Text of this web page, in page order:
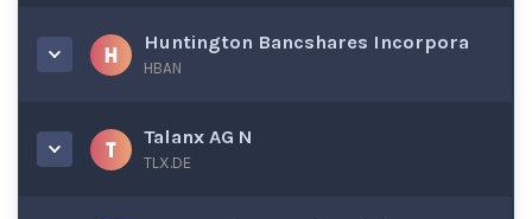
Huntington Bancshares Incorpora
HBAN
Talanx AG N
TLX.DE